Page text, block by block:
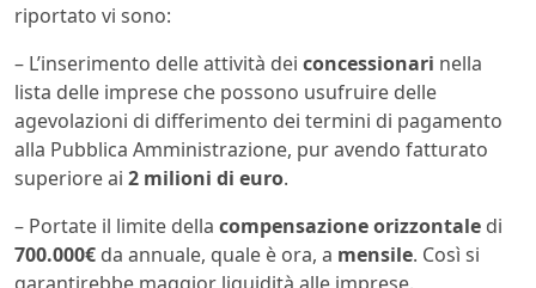
riportato vi sono:
– L’inserimento delle attività dei concessionari nella
lista delle imprese che possono usufruire delle
agevolazioni di differimento dei termini di pagamento
alla Pubblica Amministrazione, pur avendo fatturato
superiore ai 2 milioni di euro.
– Portate il limite della compensazione orizzontale di
700.000€ da annuale, quale è ora, a mensile. Così si
garantirebbe maggior liquidità alle imprese.